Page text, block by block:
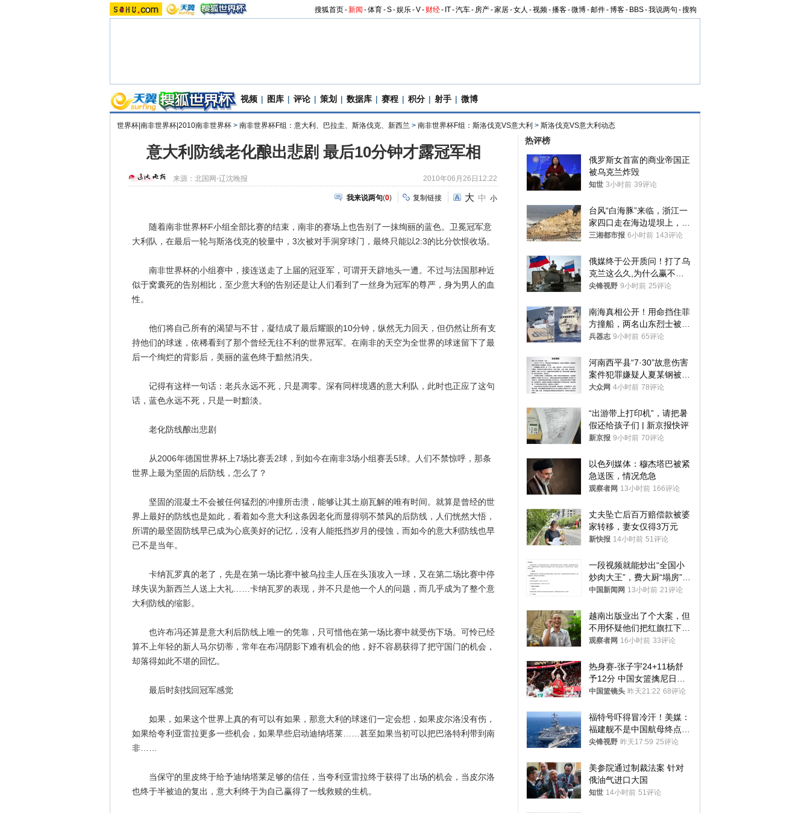
搜狐首页-新闻 -体育-S-娱乐-V- 财经- IT-汽车- 房产-家居-女人 -视频-播客-微博-邮件-博客- BBS-我说两句 -搜狗
视频 | 图库 | 评论 | 策划 | 数据库 | 赛程 | 积分 | 射手 | 微博
世界杯|南非世界杯|2010南非世界杯 > 南非世界杯F组：意大利、巴拉圭、斯洛伐克、新西兰 > 南非世界杯F组：斯洛伐克VS意大利 > 斯洛伐克VS意大利动态
意大利防线老化酿出悲剧 最后10分钟才露冠军相
来源： 北国网-辽沈晚报 2010年06月26日12:22
我来说两句(0) 复制链接 大 中 小
随着南非世界杯F小组全部比赛的结束，南非的赛场上也告别了一抹绚丽的蓝色。卫冕冠军意
大利队，在最后一轮与斯洛伐克的较量中，3次被对手洞穿球门，最终只能以2:3的比分饮恨收场。
南非世界杯的小组赛中，接连送走了上届的冠亚军，可谓开天辟地头一遭。不过与法国那种近
似于窝囊死的告别相比，至少意大利的告别还是让人们看到了一丝身为冠军的尊严，身为男人的血
性。
他们将自己所有的渴望与不甘，凝结成了最后耀眼的10分钟，纵然无力回天，但仍然让所有支
持他们的球迷，依稀看到了那个曾经无往不利的世界冠军。在南非的天空为全世界的球迷留下了最
后一个绚烂的背影后，美丽的蓝色终于黯然消失。
记得有这样一句话：老兵永远不死，只是凋零。深有同样境遇的意大利队，此时也正应了这句
话，蓝色永远不死，只是一时黯淡。
老化防线酿出悲剧
从2006年德国世界杯上7场比赛丢2球，到如今在南非3场小组赛丢5球。人们不禁惊呼，那条
世界上最为坚固的后防线，怎么了？
坚固的混凝土不会被任何猛烈的冲撞所击溃，能够让其土崩瓦解的唯有时间。就算是曾经的世
界上最好的防线也是如此，看着如今意大利这条因老化而显得弱不禁风的后防线，人们恍然大悟，
所谓的最坚固防线早已成为心底美好的记忆，没有人能抵挡岁月的侵蚀，而如今的意大利防线也早
已不是当年。
卡纳瓦罗真的老了，先是在第一场比赛中被乌拉圭人压在头顶攻入一球，又在第二场比赛中停
球失误为新西兰人送上大礼……卡纳瓦罗的表现，并不只是他一个人的问题，而几乎成为了整个意
大利防线的缩影。
也许布冯还算是意大利后防线上唯一的凭靠，只可惜他在第一场比赛中就受伤下场。可怜已经
算不上年轻的新人马尔切蒂，常年在布冯阴影下难有机会的他，好不容易获得了把守国门的机会，
却落得如此不堪的回忆。
最后时刻找回冠军感觉
如果，如果这个世界上真的有可以有如果，那意大利的球迷们一定会想，如果皮尔洛没有伤，
如果给夸利亚雷拉更多一些机会，如果早些启动迪纳塔莱……甚至如果当初可以把巴洛特利带到南
非……
当保守的里皮终于给予迪纳塔莱足够的信任，当夸利亚雷拉终于获得了出场的机会，当皮尔洛
也终于半被迫的复出，意大利终于为自己赢得了一线救赎的生机。
热评榜
俄罗斯女首富的商业帝国正
被乌克兰炸毁
知世 3小时前 39评论
台风“白海豚”来临，浙江一
家四口走在海边堤坝上，其
中9岁男孩被巨浪卷入海
三湘都市报 6小时前 143评论
俄媒终于公开质问！打了乌
克兰这么久,为什么赢不了?
答案令人沉默
尖锋视野 9小时前 25评论
南海真相公开！用命挡住菲
方撞船，两名山东烈士被授
武警最高荣誉
兵器志 9小时前 65评论
河南西平县“7·30”故意伤害
案件犯罪嫌疑人夏某钢被抓
获
大众网 4小时前 78评论
“出游带上打印机”，请把暑
假还给孩子们 | 新京报快评
新京报 9小时前 70评论
以色列媒体：穆杰塔巴被紧
急送医，情况危急
观察者网 13小时前 166评论
丈夫坠亡后百万赔偿款被婆
家转移，妻女仅得3万元
新快报 14小时前 51评论
一段视频就能炒出“全国小
炒肉大王”，费大厨“塌房”了
吗？
中国新闻网 13小时前 21评论
越南出版业出了个大案，但
不用怀疑他们把红旗扛下去
的决心
观察者网 16小时前 33评论
热身赛-张子宇24+11杨舒
予12分 中国女篮擒尼日利
亚
中国篮镜头 昨天21:22 68评论
福特号吓得冒冷汗！美媒：
福建舰不是中国航母终点，
而是新起点！
尖锋视野 昨天17:59 25评论
美参院通过制裁法案 针对
俄油气进口大国
知世 14小时前 51评论